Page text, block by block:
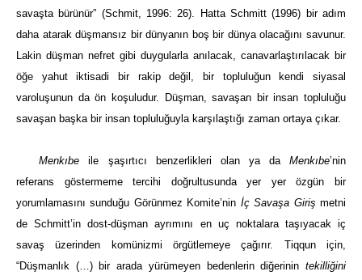
savaşta bürünür” (Schmit, 1996: 26). Hatta Schmitt (1996) bir adım
daha atarak düşmansız bir dünyanın boş bir dünya olacağını savunur.
Lakin düşman nefret gibi duygularla anılacak, canavarlaştırılacak bir
öğe yahut iktisadi bir rakip değil, bir topluluğun kendi siyasal
varoluşunun da ön koşuludur. Düşman, savaşan bir insan topluluğu
savaşan başka bir insan topluluğuyla karşılaştığı zaman ortaya çıkar.
Menkıbe ile şaşırtıcı benzerlikleri olan ya da Menkıbe’nin
referans göstermeme tercihi doğrultusunda yer yer özgün bir
yorumlamasını sunduğu Görünmez Komite’nin İç Savaşa Giriş metni
de Schmitt’in dost-düşman ayrımını en uç noktalara taşıyacak iç
savaş üzerinden komünizmi örgütlemeye çağırır. Tiqqun için,
“Düşmanlık (…) bir arada yürümeyen bedenlerin diğerinin tekilliğini